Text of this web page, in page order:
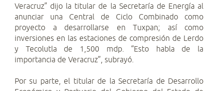
Veracruz” dijo la titular de la Secretaría de Energía al
anunciar una Central de Ciclo Combinado como
proyecto a desarrollarse en Tuxpan; así como
inversiones en las estaciones de compresión de Lerdo
y Tecolutla de 1,500 mdp. “Esto habla de la
importancia de Veracruz”, subrayó.
Por su parte, el titular de la Secretaría de Desarrollo